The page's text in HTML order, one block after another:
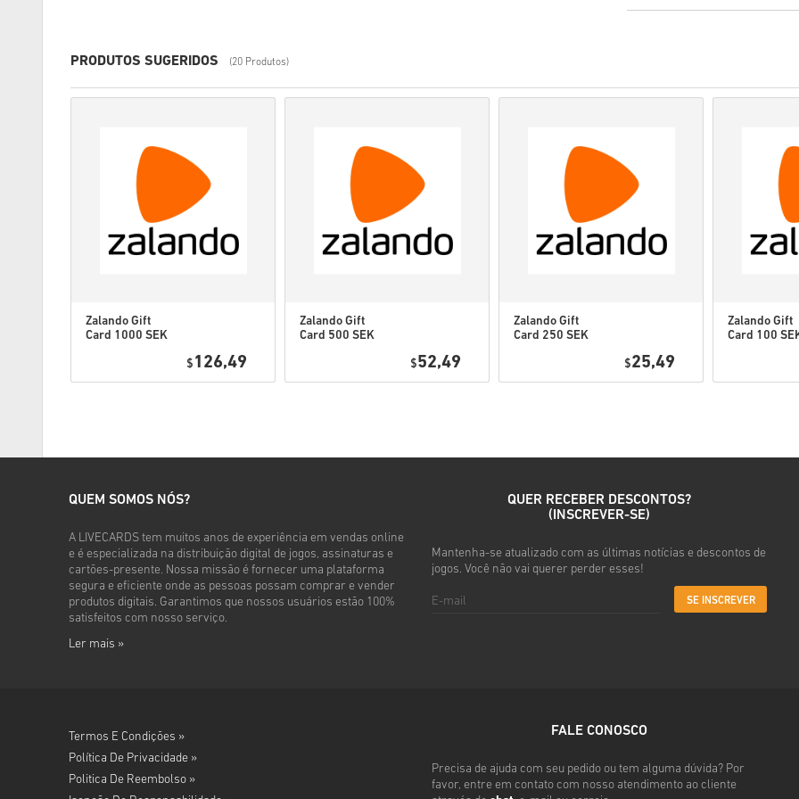
Vê o guia rápido acima ou
Você está comprando
Esses códigos para
portanto, são originais.
Esses códigos não têm
Conteúdo para
Você pode receber mais
PRODUTOS SUGERIDOS (20 Produtos)
Zalando Gift
Card 1000 SEK
$ 126,49
Zalando Gift
Card 500 SEK
$52,49
Zalando Gift
Card 250 SEK
$25,49
Zalando Gift
Card 100
QUEM SOMOS NÓS?
A LIVECARDS tem muitos anos de experiência em vendas online
e é especializada na distribuição digital de jogos, assinaturas e
cartões-presente. Nossa missão é fornecer uma plataforma
segura e eficiente onde as pessoas possam comprar e vender
produtos digitais. Garantimos que nossos usuários estão 100%
satisfeitos com nosso serviço.
Ler mais »
QUER RECEBER DESCONTOS?
(INSCREVER-SE)
Mantenha-se atualizado com as últimas notícias e descontos de
jogos. Você não vai querer perder esses!
SE INSCREVER
Termos E Condições »
Política De Privacidade »
Politica De Reembolso »
FALE CONOSCO
Precisa de ajuda com seu pedido ou tem alguma dúvida? Por
favor, entre em contato com nosso atendimento ao cliente